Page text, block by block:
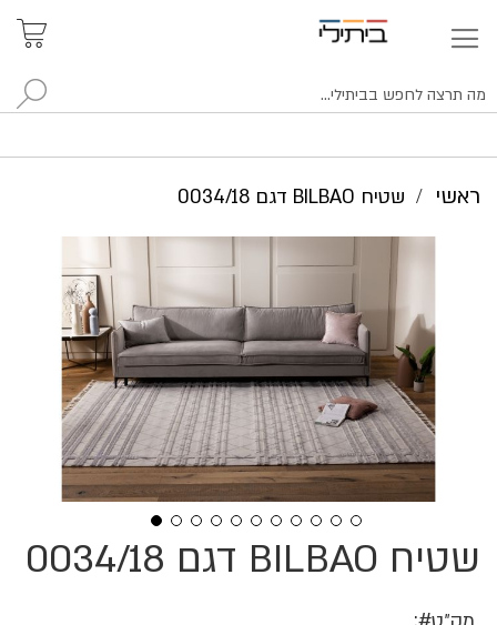
ראשי שטיח BILBAO דגם 0034/18
שטיח BILBAO דגם 0034/18
לדלג
להתחלה
גלריית